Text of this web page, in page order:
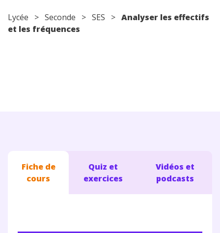
Lycée > Seconde > SES > Analyser les effectifs
et les fréquences
Fiche de
cours
Quiz et
exercices
Vidéos et
podcasts